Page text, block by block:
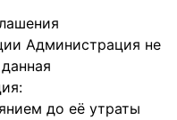
Администрация не
до её утраты